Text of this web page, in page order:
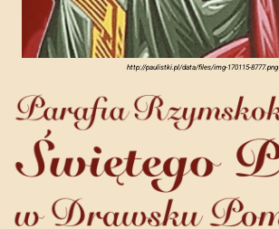
http://paulistki.pl/data/files/img-170115-8777.png